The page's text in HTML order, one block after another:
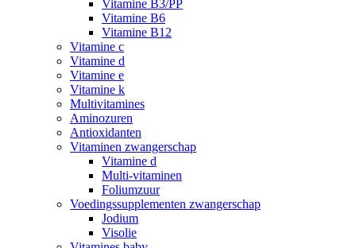
Vitamine B3/PP
Vitamine B6
Vitamine B12
Vitamine c
Vitamine d
Vitamine e
Vitamine k
Multivitamines
Aminozuren
Antioxidanten
Vitaminen zwangerschap
Vitamine d
Multi-vitaminen
Foliumzuur
Voedingssupplementen zwangerschap
Jodium
Visolie